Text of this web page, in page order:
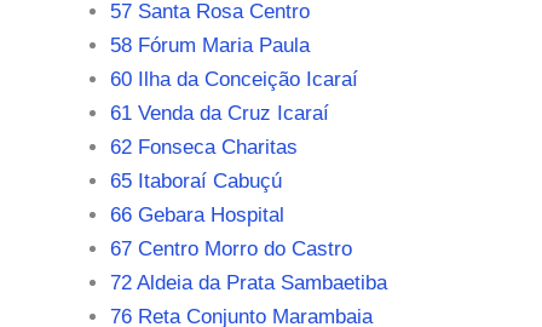
57 Santa Rosa Centro
58 Fórum Maria Paula
60 Ilha da Conceição Icaraí
61 Venda da Cruz Icaraí
62 Fonseca Charitas
65 Itaboraí Cabuçú
66 Gebara Hospital
67 Centro Morro do Castro
72 Aldeia da Prata Sambaetiba
76 Reta Conjunto Marambaia